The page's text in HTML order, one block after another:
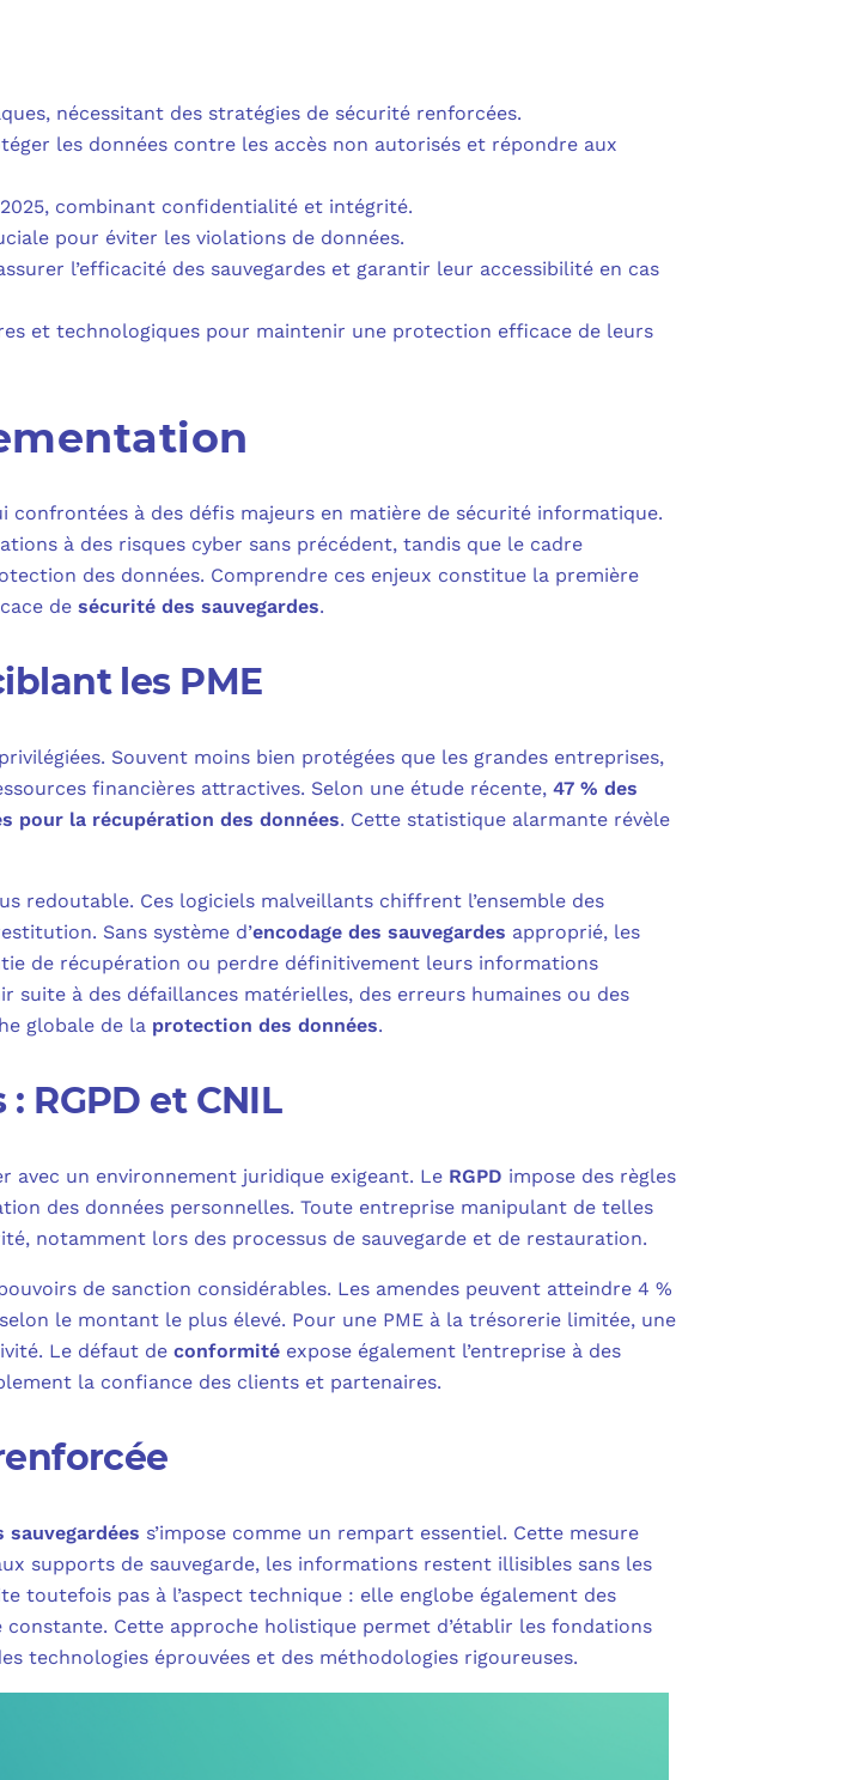
nécessitant des stratégies de sécurité renforcées.
les données contre les accès non autorisés et répondre aux
2025, combinant confidentialité et intégrité.
pour éviter les violations de données.
l’efficacité des sauvegardes et garantir leur accessibilité en cas
et technologiques pour maintenir une protection efficace de leurs
confrontées à des défis majeurs en matière de sécurité informatique.
à des risques cyber sans précédent, tandis que le cadre
des données. Comprendre ces enjeux constitue la première
de sécurité des sauvegardes.
les PME
Souvent moins bien protégées que les grandes entreprises,
financières attractives. Selon une étude récente, 47 % des
pour la récupération des données. Cette statistique alarmante révèle
redoutable. Ces logiciels malveillants chiffrent l’ensemble des
Sans système d’encodage des sauvegardes approprié, les
de récupération ou perdre définitivement leurs informations
suite à des défaillances matérielles, des erreurs humaines ou des
globale de la protection des données.
RGPD et CNIL
avec un environnement juridique exigeant. Le RGPD impose des règles
des données personnelles. Toute entreprise manipulant de telles
notamment lors des processus de sauvegarde et de restauration.
de sanction considérables. Les amendes peuvent atteindre 4 %
le montant le plus élevé. Pour une PME à la trésorerie limitée, une
Le défaut de conformité expose également l’entreprise à des
la confiance des clients et partenaires.
sauvegardées s’impose comme un rempart essentiel. Cette mesure
supports de sauvegarde, les informations restent illisibles sans les
toutefois pas à l’aspect technique : elle englobe également des
Cette approche holistique permet d’établir les fondations
technologies éprouvées et des méthodologies rigoureuses.
MICROSOFT COPILOT
COPILOT STUDIO
FAQ : TOUT SAVOIR SUR MICROSOFT 365 ET SES LICENCES
SAUVEGARDE EN LIGNE